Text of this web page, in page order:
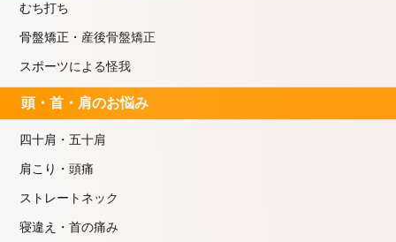
むち打ち
骨盤矯正・産後骨盤矯正
スポーツによる怪我
頭・首・肩のお悩み
四十肩・五十肩
肩こり・頭痛
ストレートネック
寝違え・首の痛み